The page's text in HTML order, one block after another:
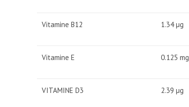
Vitamine B12 1.34 µg
Vitamine E 0.125 mg
VITAMINE D3 2.39 µg